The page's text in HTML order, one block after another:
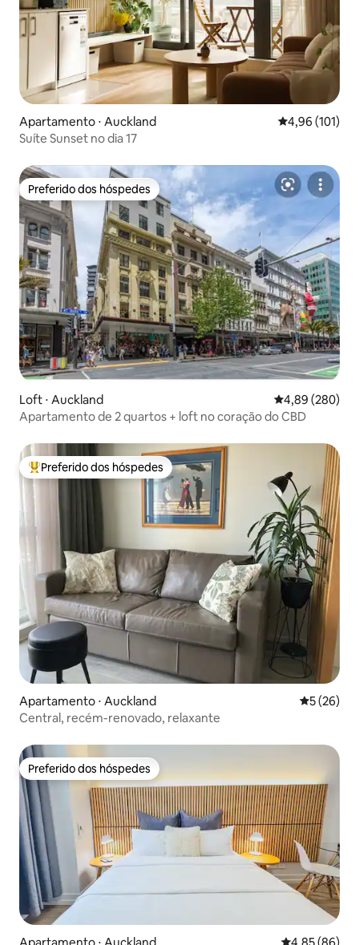
Apartamento ⋅ Auckland 4,96 de uma
4,96 (101)
Suíte Sunset no dia 17
Preferido dos hóspedes
Preferido dos hóspedes
Loft ⋅ Auckland 4,89 de uma
4,89 (280)
Apartamento de 2 quartos + loft no coração do CBD
Entre os melhores preferidos dos hóspedes
Preferido dos hóspedes
Apartamento ⋅ Auckland 5 de uma
5 (26)
Central, recém-renovado, relaxante
Preferido dos hóspedes
Preferido dos hóspedes
Apartamento ⋅ Auckland 4,85 de uma
4,85 (86)